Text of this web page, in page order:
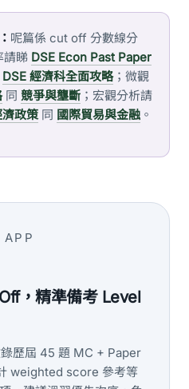
呢篇係 cut off 分數線分
請睇 DSE Econ Past Paper
DSE 經濟科全面攻略；微觀
同 競爭與壟斷 ；宏觀分析請
政策同 國際貿易與金融 。
，精準備考 Level
歷屆 45 題 MC + Paper
weighted score 參考等